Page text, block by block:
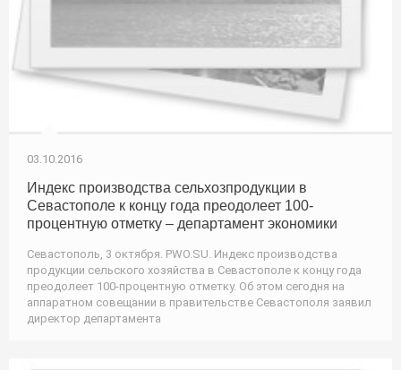
03.10.2016
Индекс производства сельхозпродукции в
Севастополе к концу года преодолеет 100-
процентную отметку – департамент экономики
Севастополь, 3 октября. PWO.SU. Индекс производства
продукции сельского хозяйства в Севастополе к концу года
преодолеет 100-процентную отметку. Об этом сегодня на
аппаратном совещании в правительстве Севастополя заявил
директор департамента